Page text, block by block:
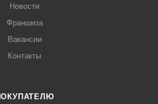
Новости
Франшиза
Вакансии
Контакты